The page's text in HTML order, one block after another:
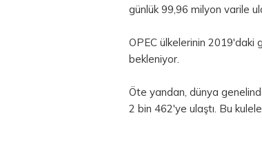
günlük 99,96 milyon varile
OPEC ülkelerinin 2019'daki
bekleniyor.
Öte yandan, dünya
2 bin 462'ye ulaştı. Bu